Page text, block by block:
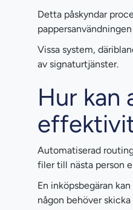
Detta påskyndar
Vissa system,
av signaturtjänster.
Hur kan
Automatiserad
filer till nästa person
En inköpsbegäran
någon behöver